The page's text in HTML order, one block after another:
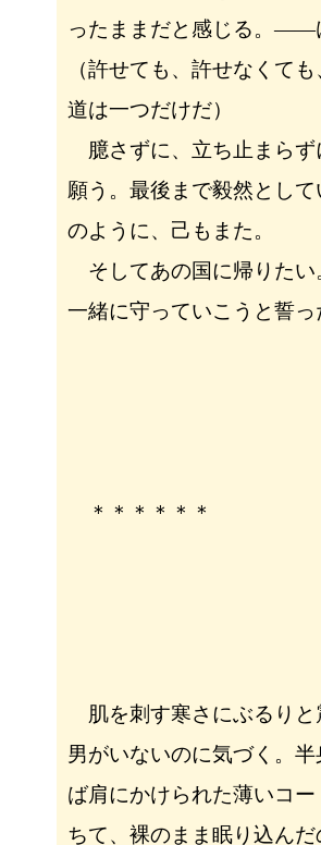
ったままだと感じる。――
（許せても、許せなくて
道は一つだけだ）
臆さずに、立ち止まらず
願う。最後まで毅然とし
のように、己もまた。
そしてあの国に帰りたい
一緒に守っていこうと誓
＊＊＊＊＊＊
肌を刺す寒さにぶるりと
男がいないのに気づく。
ば肩にかけられた薄いコ
ちて、裸のまま眠り込ん